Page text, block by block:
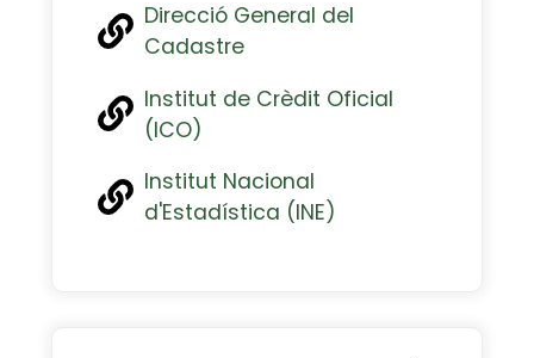
Direcció General del
Cadastre
Institut de Crèdit Oficial
(ICO)
Institut Nacional
d'Estadística (INE)